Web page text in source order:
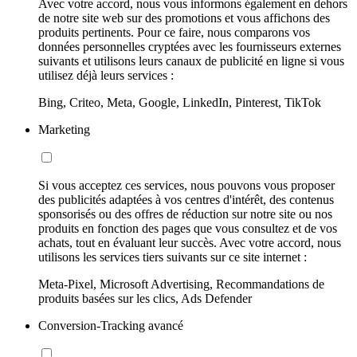
Avec votre accord, nous vous informons également en dehors
de notre site web sur des promotions et vous affichons des
produits pertinents. Pour ce faire, nous comparons vos
données personnelles cryptées avec les fournisseurs externes
suivants et utilisons leurs canaux de publicité en ligne si vous
utilisez déjà leurs services :
Bing, Criteo, Meta, Google, LinkedIn, Pinterest, TikTok
Marketing
Si vous acceptez ces services, nous pouvons vous proposer
des publicités adaptées à vos centres d'intérêt, des contenus
sponsorisés ou des offres de réduction sur notre site ou nos
produits en fonction des pages que vous consultez et de vos
achats, tout en évaluant leur succès. Avec votre accord, nous
utilisons les services tiers suivants sur ce site internet :
Meta-Pixel, Microsoft Advertising, Recommandations de
produits basées sur les clics, Ads Defender
Conversion-Tracking avancé